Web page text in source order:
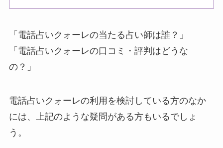
「電話占いクォーレの当たる占い師は誰？」
「電話占いクォーレの口コミ・評判はどうな
の？」
電話占いクォーレの利用を検討している方のなか
には、上記のような疑問がある方もいるでしょ
う。